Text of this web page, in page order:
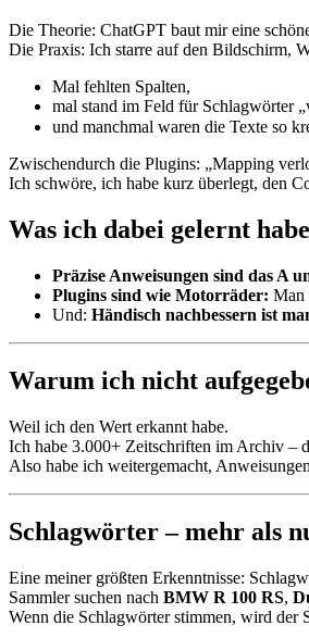
Die Theorie: ChatGPT baut mir eine
Die Praxis: Ich starre auf den Bildschirm,
Mal fehlten Spalten,
mal stand im Feld für Schlagwörter
und manchmal waren die Texte so
Zwischendurch die Plugins: „Mapping
Ich schwöre, ich habe kurz überlegt, den
Was ich dabei gelernt habe
Präzise Anweisungen sind das A
Plugins sind wie Motorräder: Man
Und: Händisch nachbessern ist
Warum ich nicht
Weil ich den Wert erkannt habe.
Ich habe 3.000+ Zeitschriften im Archiv –
Also habe ich weitergemacht,
Schlagwörter – mehr als
Eine meiner größten Erkenntnisse:
Sammler suchen nach BMW R 100 RS,
Wenn die Schlagwörter stimmen, wird der